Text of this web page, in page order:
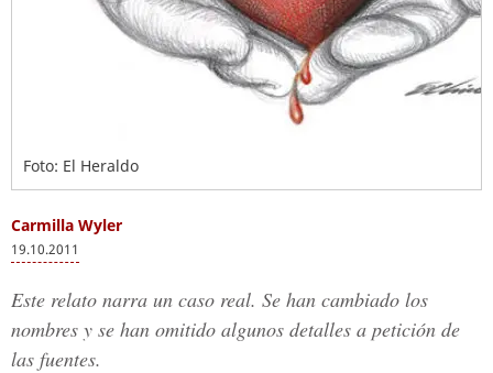
Foto: El Heraldo
Carmilla Wyler
19.10.2011
Este relato narra un caso real. Se han cambiado los
nombres y se han omitido algunos detalles a petición de
las fuentes.